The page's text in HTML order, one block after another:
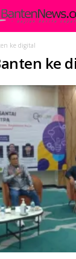
ke digital
ke